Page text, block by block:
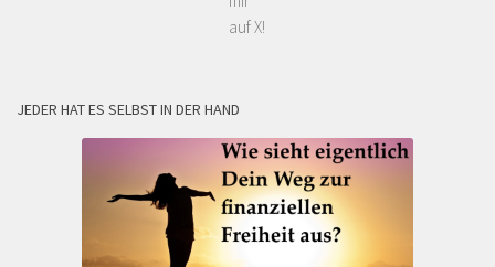
auf X!
JEDER HAT ES SELBST IN DER HAND